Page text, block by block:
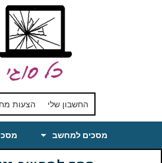
החשבון שלי הצעות
מסכים למחשב